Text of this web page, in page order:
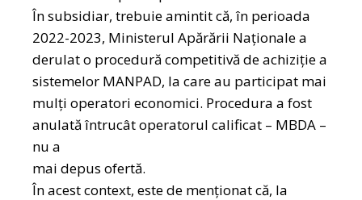
În subsidiar, trebuie amintit că, în perioada
2022-2023, Ministerul Apărării Naționale a
derulat o procedură competitivă de achiziție a
sistemelor MANPAD, la care au participat mai
mulți operatori economici. Procedura a fost
anulată întrucât operatorul calificat – MBDA –
nu a
mai depus ofertă.
În acest context, este de menționat că, la